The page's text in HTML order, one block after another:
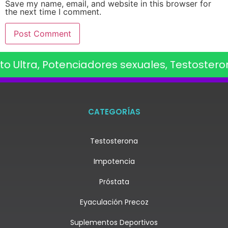
Save my name, email, and website in this browser for
the next time I comment.
Ultra, Potenciadores sexuales,
CATEGORÍAS
Testosterona
Impotencia
Próstata
Eyaculación Precoz
Suplementos Deportivos